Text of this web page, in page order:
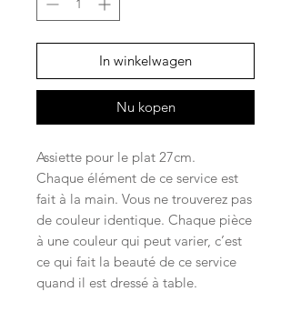
In winkelwagen
Nu kopen
Assiette pour le plat 27cm.
Chaque élément de ce service est
fait à la main. Vous ne trouverez pas
de couleur identique. Chaque pièce
à une couleur qui peut varier, c’est
ce qui fait la beauté de ce service
quand il est dressé à table.